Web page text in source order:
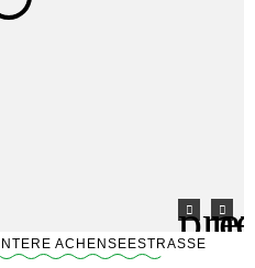
ACHENSEESTRASSE